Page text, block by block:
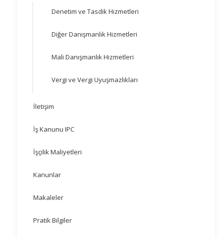
Denetim ve Tasdik Hizmetleri
Diğer Danışmanlık Hizmetleri
Mali Danışmanlık Hizmetleri
Vergi ve Vergi Uyuşmazlıkları
İletişim
İş Kanunu IPC
İşçilik Maliyetleri
Kanunlar
Makaleler
Pratik Bilgiler